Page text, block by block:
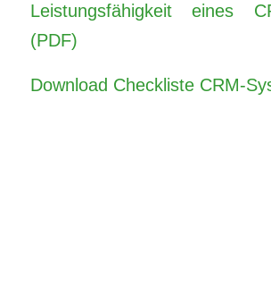
Leistungsfähigkeit eines
(PDF)
Download Checkliste CRM-